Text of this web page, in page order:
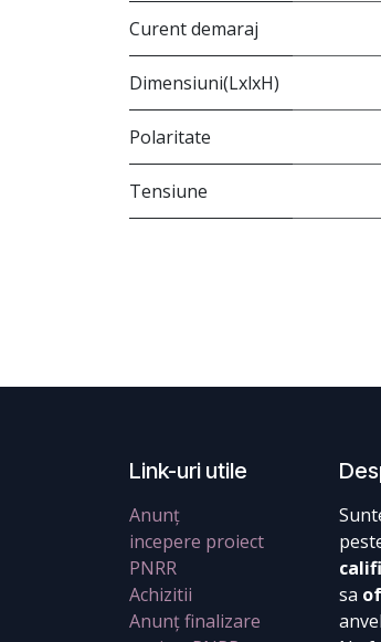
Curent demaraj
Dimensiuni(LxlxH)
Polaritate
Tensiune
Link-uri utile
Anunț
incepere proiect
PNRR
Achizitii
Anunț finalizare
sa